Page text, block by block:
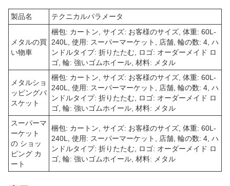
製品名 テクニカルパラメータ
メタルの買
い物車
梱包: カートン, サイズ: お客様のサイズ, 体重: 60L-
240L, 使用: スーパーマーケット, 店舗, 輪の数: 4, ハ
ンドルタイプ: 折りたたむ, ロゴ: オーダーメイド ロ
ゴ, 輪: 強いゴムホイール, 材料: メタル
メタルショ
ッピングバ
スケット
梱包: カートン, サイズ: お客様のサイズ, 体重: 60L-
240L, 使用: スーパーマーケット, 店舗, 輪の数: 4, ハ
ンドルタイプ: 折りたたむ, ロゴ: オーダーメイド ロ
ゴ, 輪: 強いゴムホイール, 材料: メタル
スーパーマ
ーケット
の ショッ
ピング カ
ート
梱包: カートン, サイズ: お客様のサイズ, 体重: 60L-
240L, 使用: スーパーマーケット, 店舗, 輪の数: 4, ハ
ンドルタイプ: 折りたたむ, ロゴ: オーダーメイド ロ
ゴ, 輪: 強いゴムホイール, 材料: メタル